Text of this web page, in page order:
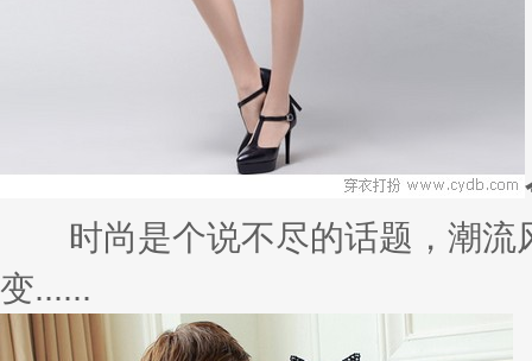
时尚是个说不尽的话题，潮流
变......